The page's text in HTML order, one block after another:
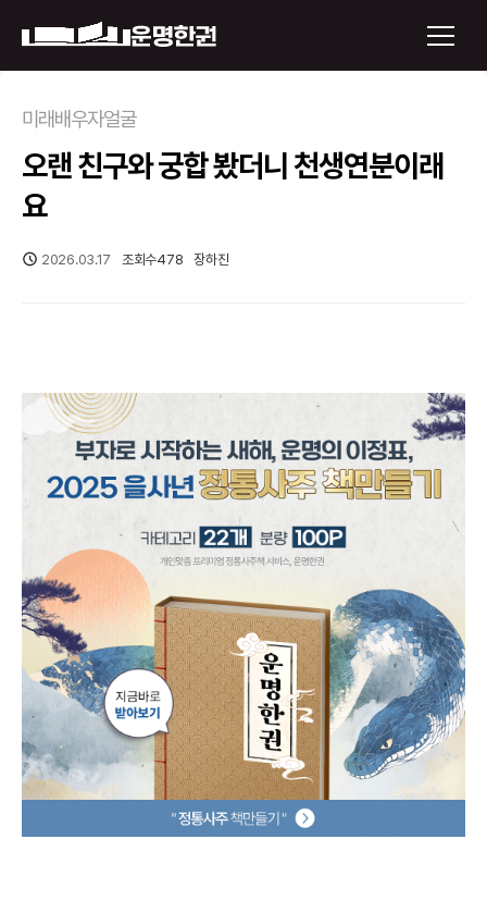
운명한권 보기
토정비결
오늘의 운세
택일
작명
꿈해몽
수리사주
운세구독
미래배우자얼굴
오랜 친구와 궁합 봤더니 천생연분이래
요
2026.03.17 조회수478 장하진